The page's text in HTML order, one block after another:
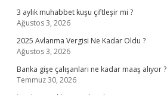
3 aylık muhabbet kuşu çiftleşir mi ?
Ağustos 3, 2026
2025 Avlanma Vergisi Ne Kadar Oldu ?
Ağustos 3, 2026
Banka gişe çalışanları ne kadar maaş alıyor ?
Temmuz 30, 2026